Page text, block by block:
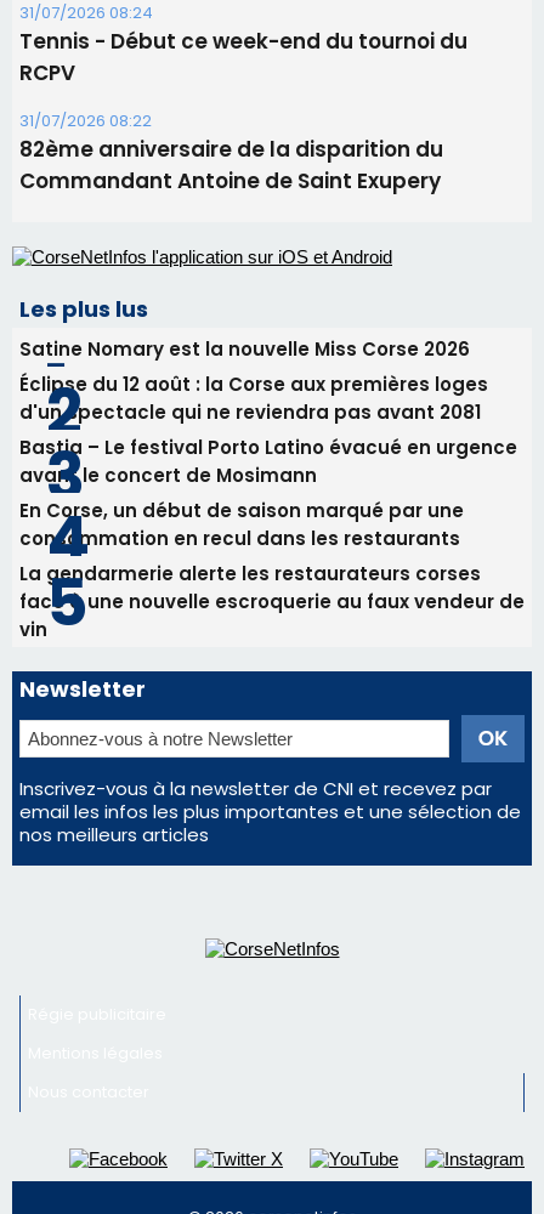
31/07/2026 08:24
Tennis - Début ce week-end du tournoi du
RCPV
31/07/2026 08:22
82ème anniversaire de la disparition du
Commandant Antoine de Saint Exupery
Les plus lus
Satine Nomary est la nouvelle Miss Corse 2026
Éclipse du 12 août : la Corse aux premières loges
d'un spectacle qui ne reviendra pas avant 2081
Bastia – Le festival Porto Latino évacué en urgence
avant le concert de Mosimann
En Corse, un début de saison marqué par une
consommation en recul dans les restaurants
La gendarmerie alerte les restaurateurs corses
face à une nouvelle escroquerie au faux vendeur de
vin
Newsletter
Inscrivez-vous à la newsletter de CNI et recevez par
email les infos les plus importantes et une sélection de
nos meilleurs articles